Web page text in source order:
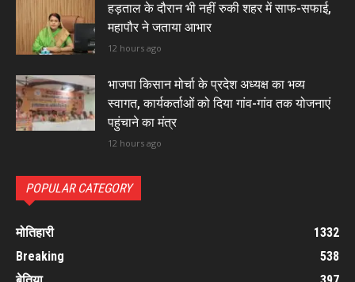
हड़ताल के दौरान भी नहीं रुकी शहर में साफ-सफाई,
महापौर ने जताया आभार
12 hours ago
भाजपा किसान मोर्चा के प्रदेश अध्यक्ष का भव्य
स्वागत, कार्यकर्ताओं को दिया गांव-गांव तक योजनाएं
पहुंचाने का मंत्र
12 hours ago
POPULAR CATEGORY
मोतिहारी
1332
Breaking
538